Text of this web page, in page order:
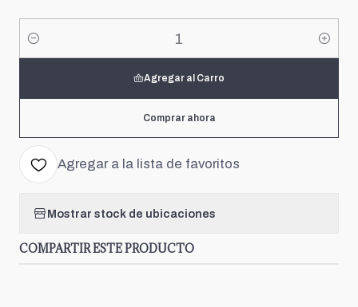
Cantidad
Agregar al Carro
Comprar ahora
Agregar a la lista de favoritos
Mostrar stock de ubicaciones
COMPARTIR ESTE PRODUCTO